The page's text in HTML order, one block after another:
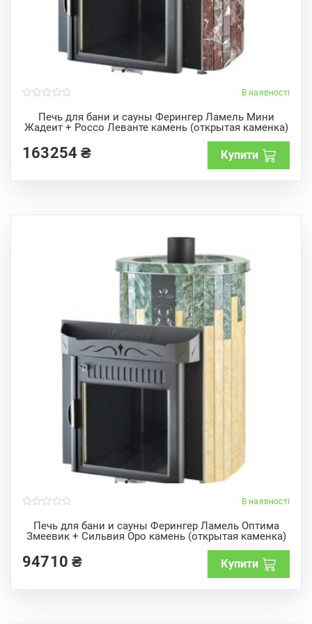
В наявності
Печь для бани и сауны Ферингер Ламель Мини
Жадеит + Россо Леванте камень (открытая каменка)
u
t
f163254₴ Купити
В наявності
Печь для бани и сауны Ферингер Ламель Оптима
Змеевик + Сильвия Оро камень (открытая каменка)
f
5
94710₴ Купити